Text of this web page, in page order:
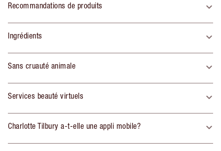
Recommandations de produits
Ingrédients
Sans cruauté animale
Services beauté virtuels
Charlotte Tilbury a-t-elle une appli mobile?